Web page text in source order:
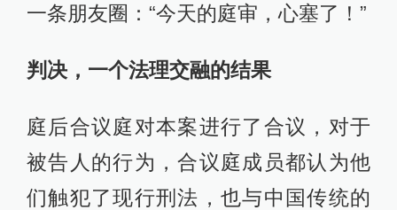
一条朋友圈：“今天的庭审，心塞了！”
判决，一个法理交融的结果
庭后合议庭对本案进行了合议，对于
被告人的行为，合议庭成员都认为他
们触犯了现行刑法，也与中国传统的